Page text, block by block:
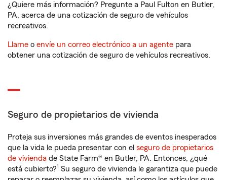
¿Quiere más información? Pregunte a Paul Fulton en Butler,
PA, acerca de una cotización de seguro de vehículos
recreativos.
Llame o envíe un correo electrónico a un agente para
obtener una cotización de seguro de vehículos recreativos.
Seguro de propietarios de vivienda
Proteja sus inversiones más grandes de eventos inesperados
que la vida le pueda presentar con el seguro de propietarios
de vivienda de State Farm® en Butler, PA. Entonces, ¿qué
está cubierto?1 Su seguro de vivienda le garantiza que puede